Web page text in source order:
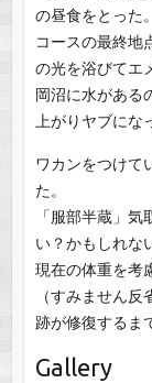
の昼食をとった。
コースの最終地
の光を浴びてエ
岡沼に水がある
上がりヤブにな
ワカンをつけて
た。
「服部半蔵」
い？かもしれな
現在の体重を考
（すみません
跡が修復するま
Gallery